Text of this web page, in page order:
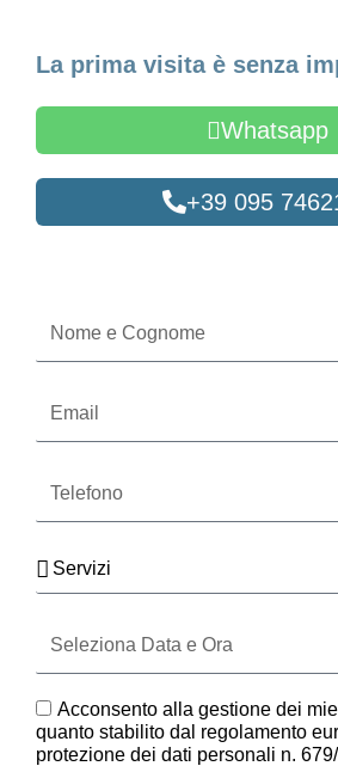
La prima visita è senza
Whatsapp
+39 095
Cognome
Servizi
Data
e
GDPR
Acconsento alla gestione dei
quanto stabilito dal regolamento
protezione dei dati personali n.